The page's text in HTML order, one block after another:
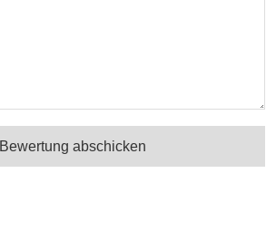
Bewertung abschicken